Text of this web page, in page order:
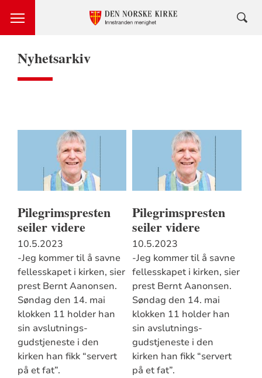
Nyhetsarkiv
Pilegrimspresten
seiler videre
10.5.2023
-Jeg kommer til å savne
fellesskapet i kirken, sier
prest Bernt Aanonsen.
Søndag den 14. mai
klokken 11 holder han
sin avslutnings-
gudstjeneste i den
kirken han fikk “servert
på et fat”.
Pilegrimspresten
seiler videre
10.5.2023
-Jeg kommer til å savne
fellesskapet i kirken, sier
prest Bernt Aanonsen.
Søndag den 14. mai
klokken 11 holder han
sin avslutnings-
gudstjeneste i den
kirken han fikk “servert
på et fat”.